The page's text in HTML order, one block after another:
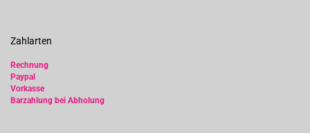
Zahlarten
Rechnung
Paypal
Vorkasse
Barzahlung bei Abholung